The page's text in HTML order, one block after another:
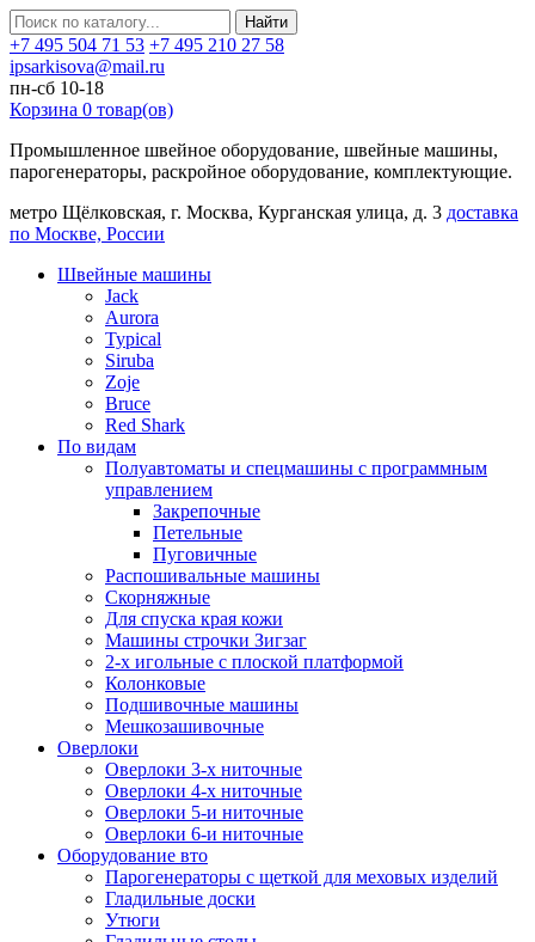
Найти
+7 495 504 71 53 +7 495 210 27 58
ipsarkisova@mail.ru
пн-сб 10-18
Корзина 0 товар(ов)
Промышленное швейное оборудование, швейные машины,
парогенераторы, раскройное оборудование, комплектующие.
метро Щёлковская, г. Москва, Курганская улица, д. 3 доставка
по Москве, России
Швейные машины
Jack
Aurora
Typical
Siruba
Zoje
Bruce
Red Shark
По видам
Полуавтоматы и спецмашины с программным
управлением
Закрепочные
Петельные
Пуговичные
Распошивальные машины
Скорняжные
Для спуска края кожи
Машины строчки Зигзаг
2-х игольные с плоской платформой
Колонковые
Подшивочные машины
Мешкозашивочные
Оверлоки
Оверлоки 3-х ниточные
Оверлоки 4-х ниточные
Оверлоки 5-и ниточные
Оверлоки 6-и ниточные
Оборудование вто
Парогенераторы с щеткой для меховых изделий
Гладильные доски
Утюги